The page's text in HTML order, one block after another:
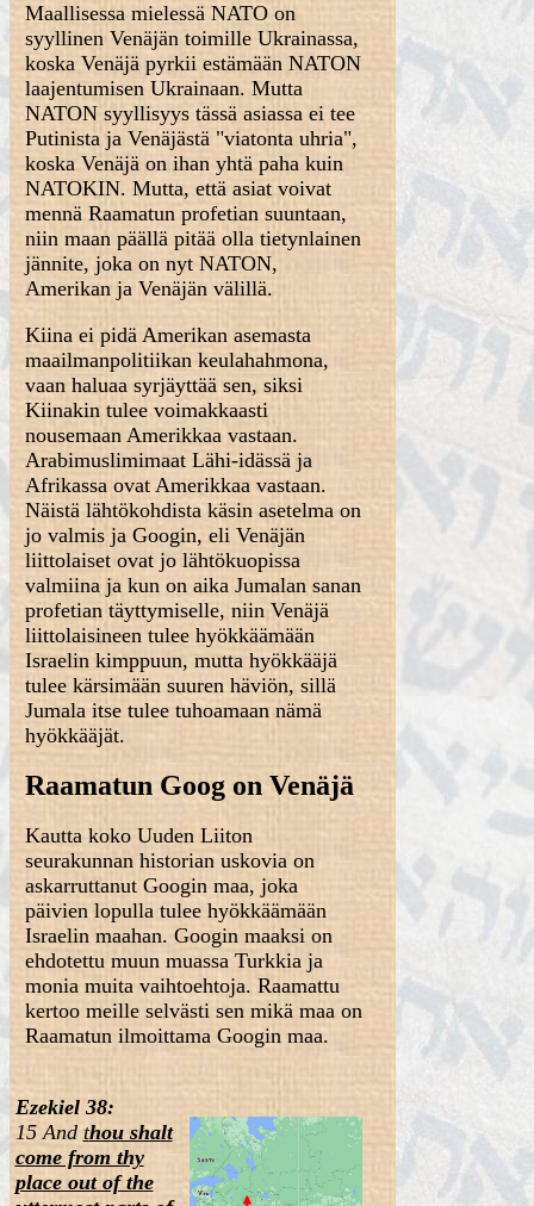
Maallisessa mielessä NATO on
syyllinen Venäjän toimille Ukrainassa,
koska Venäjä pyrkii estämään NATON
laajentumisen Ukrainaan. Mutta
NATON syyllisyys tässä asiassa ei tee
Putinista ja Venäjästä "viatonta uhria",
koska Venäjä on ihan yhtä paha kuin
NATOKIN. Mutta, että asiat voivat
mennä Raamatun profetian suuntaan,
niin maan päällä pitää olla tietynlainen
jännite, joka on nyt NATON,
Amerikan ja Venäjän välillä.
Kiina ei pidä Amerikan asemasta
maailmanpolitiikan keulahahmona,
vaan haluaa syrjäyttää sen, siksi
Kiinakin tulee voimakkaasti
nousemaan Amerikkaa vastaan.
Arabimuslimimaat Lähi-idässä ja
Afrikassa ovat Amerikkaa vastaan.
Näistä lähtökohdista käsin asetelma on
jo valmis ja Googin, eli Venäjän
liittolaiset ovat jo lähtökuopissa
valmiina ja kun on aika Jumalan sanan
profetian täyttymiselle, niin Venäjä
liittolaisineen tulee hyökkäämään
Israelin kimppuun, mutta hyökkääjä
tulee kärsimään suuren häviön, sillä
Jumala itse tulee tuhoamaan nämä
hyökkääjät.
Raamatun Goog on Venäjä
Kautta koko Uuden Liiton
seurakunnan historian uskovia on
askarruttanut Googin maa, joka
päivien lopulla tulee hyökkäämään
Israelin maahan. Googin maaksi on
ehdotettu muun muassa Turkkia ja
monia muita vaihtoehtoja. Raamattu
kertoo meille selvästi sen mikä maa on
Raamatun ilmoittama Googin maa.
Ezekiel 38:
15 And thou shalt
come from thy
place out of the